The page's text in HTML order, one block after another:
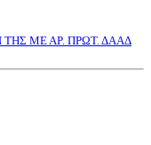
ΜΕ ΑΡ. ΠΡΩΤ. ΔΑΑΔ